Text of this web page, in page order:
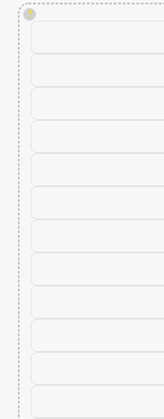
!